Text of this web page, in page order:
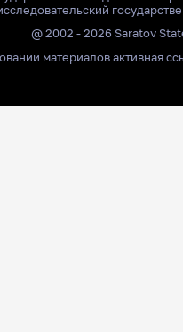
@ 2002 - 2026 Saratov
материалов активная